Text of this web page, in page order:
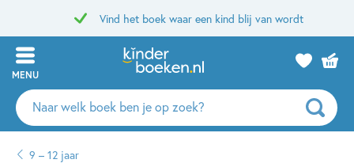
Vind het boek waar een kind blij van wordt
MENU
Zoeken
naar
auteurs
9 – 12 jaar